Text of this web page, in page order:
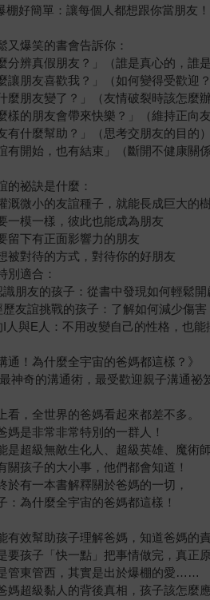
棚好簡單：讓每個人都想跟你當朋友！
又爆笑的書會告訴你：
分辨真假朋友？」（誰是真心的，誰是
讓朋友喜歡我？」（如何變得受歡迎？
麼朋友變了？」（友情破裂時該怎麼辦
樣的朋友會帶來快樂？」（維持正向友
有什麼幫助？」（思考交朋友的目的）
有開始，也有結束」（斷開不健康關係
的祕訣是什麼：
溉微小的友誼種子，就能長成巨大的
一模一樣，彼此也能成為朋友
留下有正面影響力的朋友
被對待的方式，對待你的好朋友
別適合：
識朋友的孩子：從書中發現如何輕鬆
歷友誼挑戰的孩子：了解如何減少傷害
I人與E人：不用改變自己的性格，也
通！為什麼全宇宙的爸媽都這樣？》
神奇的溝通術，最受歡迎親子溝通祕
看，全世界的爸媽看起來都差不多。
媽是非常非常特別的一群人！
是超級無敵生化人、超級英雄、魔術
關孩子的大小事，他們都會知道！
於有一本書解釋關於爸媽的一切，
：為什麼全宇宙的爸媽都這樣！
有效幫助孩子理解爸媽，知道爸媽的
要孩子「快一點」把事情做完，真正原
管東管西，其實是出於爆棚的愛……
媽超級黏人的背後真相，孩子該怎麼